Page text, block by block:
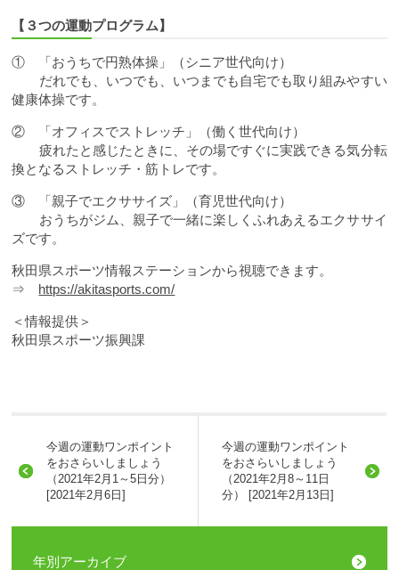
【３つの運動プログラム】
① 「おうちで円熟体操」（シニア世代向け）
だれでも、いつでも、いつまでも自宅でも取り組みやすい
健康体操です。
② 「オフィスでストレッチ」（働く世代向け）
疲れたと感じたときに、その場ですぐに実践できる気分転
換となるストレッチ・筋トレです。
③ 「親子でエクササイズ」（育児世代向け）
おうちがジム、親子で一緒に楽しくふれあえるエクササイ
ズです。
秋田県スポーツ情報ステーションから視聴できます。
⇒ https://akitasports.com/
＜情報提供＞
秋田県スポーツ振興課
今週の運動ワンポイント
をおさらいしましょう
（2021年2月1～5日分）
[2021年2月6日]
今週の運動ワンポイント
をおさらいしましょう
（2021年2月8～11日
分） [2021年2月13日]
年別アーカイブ